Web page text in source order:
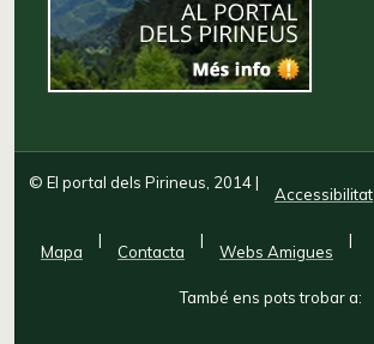
© El portal dels Pirineus, 2014|
Accessibilitat
Mapa
|
Contacta
|
Webs Amigues
|
També ens pots trobar a: